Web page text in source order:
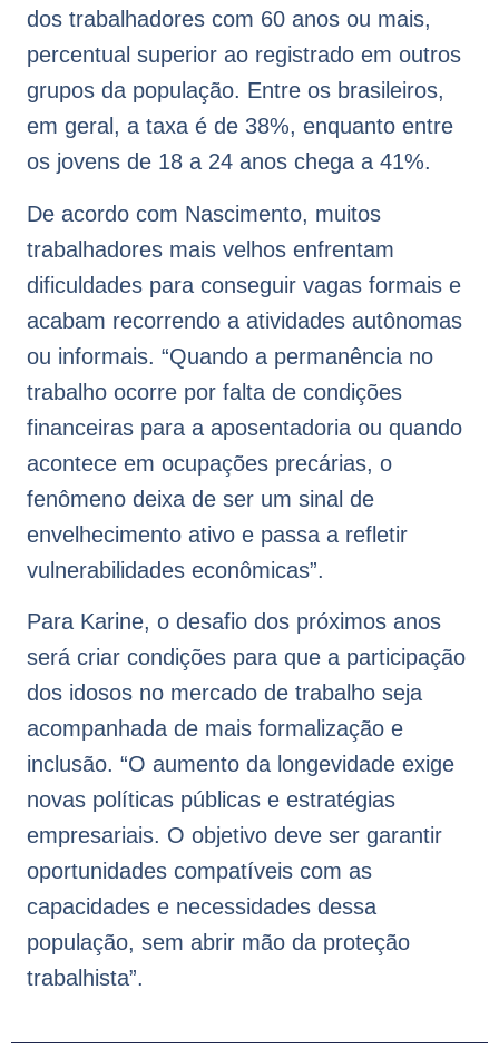
dos trabalhadores com 60 anos ou mais,
percentual superior ao registrado em outros
grupos da população. Entre os brasileiros,
em geral, a taxa é de 38%, enquanto entre
os jovens de 18 a 24 anos chega a 41%.
De acordo com Nascimento, muitos
trabalhadores mais velhos enfrentam
dificuldades para conseguir vagas formais e
acabam recorrendo a atividades autônomas
ou informais. “Quando a permanência no
trabalho ocorre por falta de condições
financeiras para a aposentadoria ou quando
acontece em ocupações precárias, o
fenômeno deixa de ser um sinal de
envelhecimento ativo e passa a refletir
vulnerabilidades econômicas”.
Para Karine, o desafio dos próximos anos
será criar condições para que a participação
dos idosos no mercado de trabalho seja
acompanhada de mais formalização e
inclusão. “O aumento da longevidade exige
novas políticas públicas e estratégias
empresariais. O objetivo deve ser garantir
oportunidades compatíveis com as
capacidades e necessidades dessa
população, sem abrir mão da proteção
trabalhista”.